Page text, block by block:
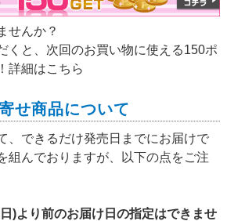
せんか？
くと、次回のお買い物に使える150ポ
詳細はこちら
せ商品について
、できるだけ発売日までにお届けで
組んでおりますが、以下の点をご注
)より前のお届け日の指定はできませ